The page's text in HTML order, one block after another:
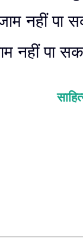
नहीं पा
नहीं पा